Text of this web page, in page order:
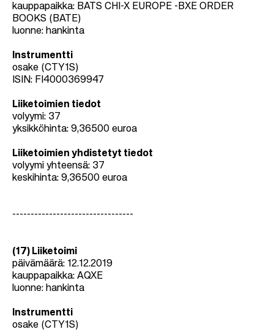
kauppapaikka: BATS CHI-X EUROPE -BXE ORDER
BOOKS (BATE)
luonne: hankinta
Instrumentti
osake (CTY1S)
ISIN: FI4000369947
Liiketoimien tiedot
volyymi: 37
yksikköhinta: 9,36500 euroa
Liiketoimien yhdistetyt tiedot
volyymi yhteensä: 37
keskihinta: 9,36500 euroa
---------------------------------
(17) Liiketoimi
päivämäärä: 12.12.2019
kauppapaikka: AQXE
luonne: hankinta
Instrumentti
osake (CTY1S)